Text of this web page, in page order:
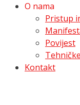
O nama
Pristup
Povijest
Kontakt